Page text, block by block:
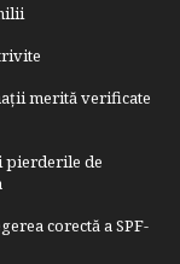
merită verificate
pierderile de
corectă a SPF-